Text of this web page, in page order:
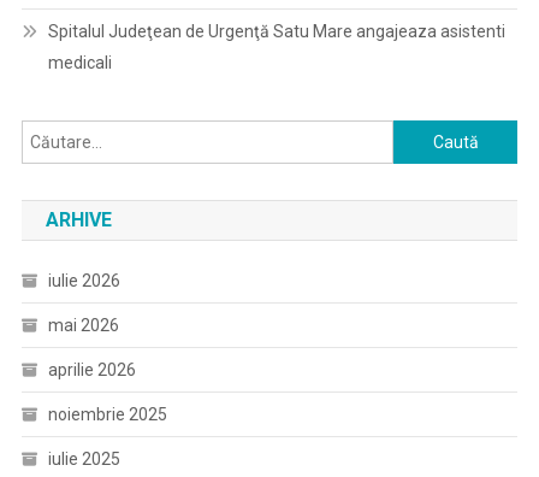
Spitalul Judeţean de Urgenţă Satu Mare angajeaza asistenti
medicali
Caută
după:
ARHIVE
iulie 2026
mai 2026
aprilie 2026
noiembrie 2025
iulie 2025